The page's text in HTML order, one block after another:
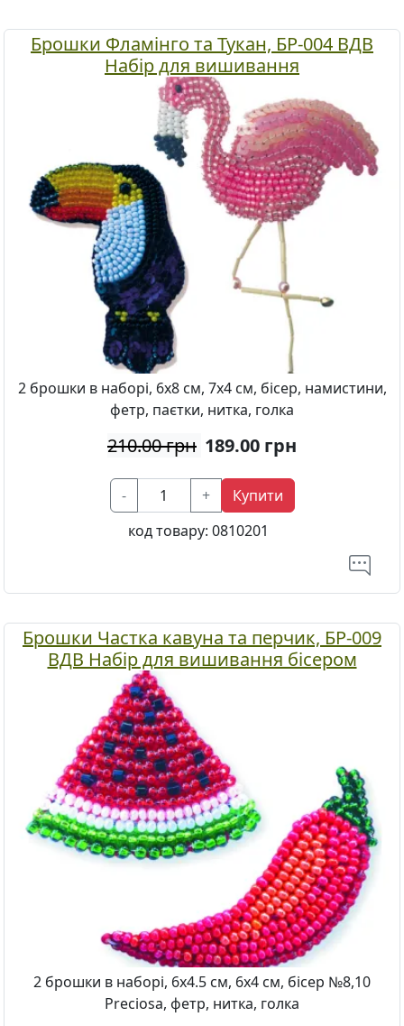
Брошки Фламінго та Тукан, БР-004 ВДВ
Набір для вишивання
2 брошки в наборі, 6х8 см, 7х4 см, бісер, намистини,
фетр, паєтки, нитка, голка
210.00 грн 189.00 грн
- +
Купити
код товару: 0810201
Брошки Частка кавуна та перчик, БР-009
ВДВ Набір для вишивання бісером
2 брошки в наборі, 6х4.5 см, 6х4 см, бісер №8,10
Preciosa, фетр, нитка, голка